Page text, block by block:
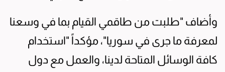
وأضاف "طلبت من طاقمي القيام بما في وسعنا
لمعرفة ما جرى في سوريا"، مؤكداً "استخدام
كافة الوسائل المتاحة لدينا، والعمل مع دول